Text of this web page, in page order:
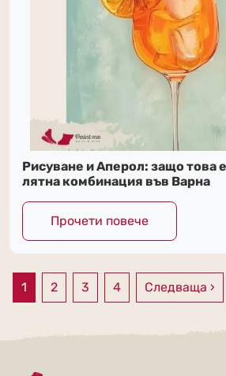
Рисуване и Аперол: защо това
лятна комбинация във Варна
Прочети повече
1 2 3 4 Следваща ›